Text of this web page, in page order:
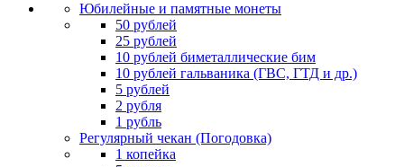
Юбилейные и памятные монеты
50 рублей
25 рублей
10 рублей биметаллические бим
10 рублей гальваника (ГВС, ГТД и др.)
5 рублей
2 рубля
1 рубль
Регулярный чекан (Погодовка)
1 копейка